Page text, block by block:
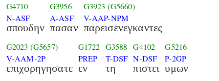
G4710
N-ASF
σπουδην
G3956
A-ASF
πασαν
G3923 (G5660)
V-AAP-NPM
παρεισενεγκαντες
G2023 (G5657)
V-AAM-2P
επιχορηγησατε
G1722
PREP
εν
G3588
T-DSF
τη
G4102
N-DSF
πιστει
G5216
P-2GP
υμων